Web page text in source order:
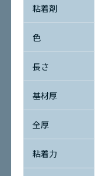
粘着剤
色
長さ
基材厚
全厚
粘着力